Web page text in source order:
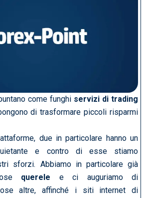
come funghi servizi di trading
di trasformare piccoli risparmi
due in particolare hanno un
e contro di esse stiamo
sforzi. Abbiamo in particolare già
querele e ci auguriamo di
altre, affinché i siti internet di